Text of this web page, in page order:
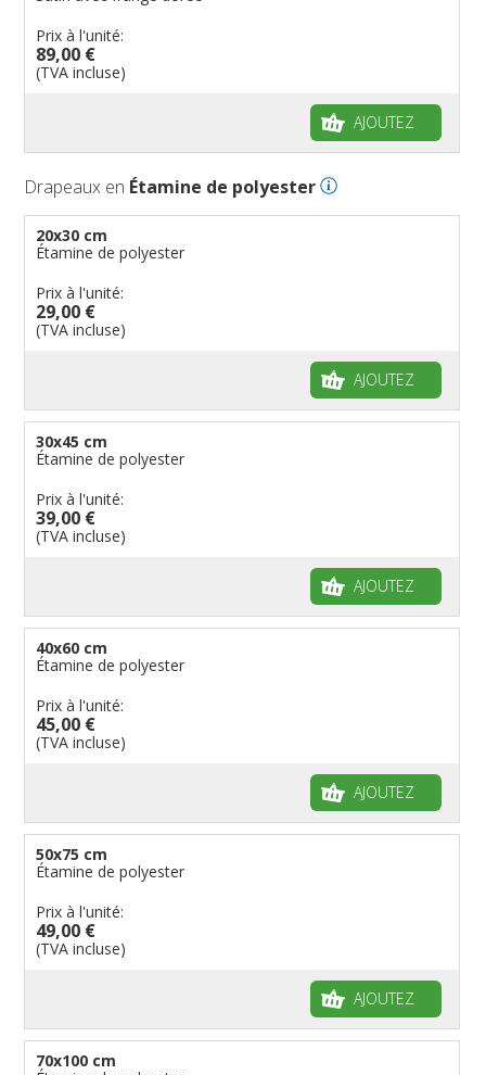
Prix à l'unité:
89,00 €
(TVA incluse)
AJOUTEZ
Drapeaux en Étamine de polyester
20x30 cm
Étamine de polyester
Prix à l'unité:
29,00 €
(TVA incluse)
AJOUTEZ
30x45 cm
Étamine de polyester
Prix à l'unité:
39,00 €
(TVA incluse)
AJOUTEZ
40x60 cm
Étamine de polyester
Prix à l'unité:
45,00 €
(TVA incluse)
AJOUTEZ
50x75 cm
Étamine de polyester
Prix à l'unité:
49,00 €
(TVA incluse)
AJOUTEZ
70x100 cm